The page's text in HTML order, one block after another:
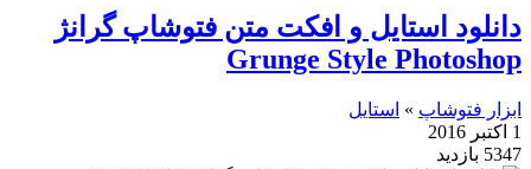
دانلود استایل و افکت متن فتوشاپ گرانژ
Grunge Style Photoshop
ابزار فتوشاپ » استایل
1 اکتبر 2016
5347 بازدید